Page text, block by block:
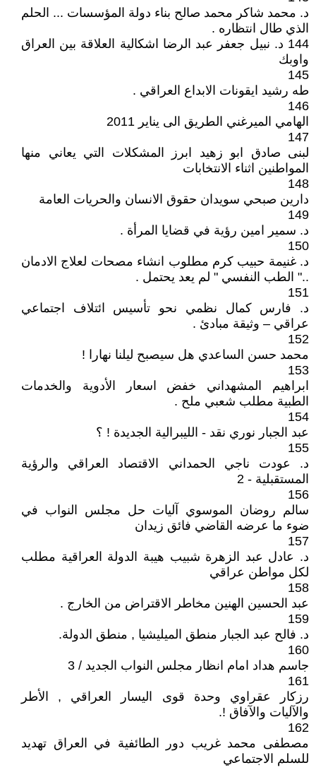
د. محمد شاكر محمد صالح بناء دولة المؤسسات ... الحلم
الذي طال انتظاره .
144 د. نبيل جعفر عبد الرضا اشكالية العلاقة بين العراق
واوبك
145
طه رشيد ايقونات الابداع العراقي .
146
الهامي الميرغني الطريق الى يناير 2011
147
لبنى صادق ابو زهيد ابرز المشكلات التي يعاني منها
المواطنين اثناء الانتخابات
148
دارين صبحي سويدان حقوق الانسان والحريات العامة
149
د. سمير امين رؤية في قضايا المرأة .
150
د. غنيمة حبيب كرم مطلوب انشاء مصحات لعلاج الادمان
.." الطب النفسي " لم يعد يحتمل .
151
د. فارس كمال نظمي نحو تأسيس ائتلاف اجتماعي
عراقي – وثيقة مبادئ .
152
محمد حسن الساعدي هل سيصبح ليلنا نهارا !
153
ابراهيم المشهداني خفض اسعار الأدوية والخدمات
الطبية مطلب شعبي ملح .
154
عبد الجبار نوري نقد - الليبرالية الجديدة ! ؟
155
د. عودت ناجي الحمداني الاقتصاد العراقي والرؤية
المستقبلية - 2
156
سالم روضان الموسوي آليات حل مجلس النواب في
ضوء ما عرضه القاضي فائق زيدان
157
د. عادل عبد الزهرة شبيب هيبة الدولة العراقية مطلب
لكل مواطن عراقي
158
عبد الحسين الهنين مخاطر الاقتراض من الخارج .
159
د. فالح عبد الجبار منطق الميليشيا , منطق الدولة.
160
جاسم هداد امام انظار مجلس النواب الجديد / 3
161
رزكار عقراوي وحدة قوى اليسار العراقي , الأطر
والآليات والآفاق !.
162
مصطفى محمد غريب دور الطائفية في العراق تهديد
للسلم الاجتماعي